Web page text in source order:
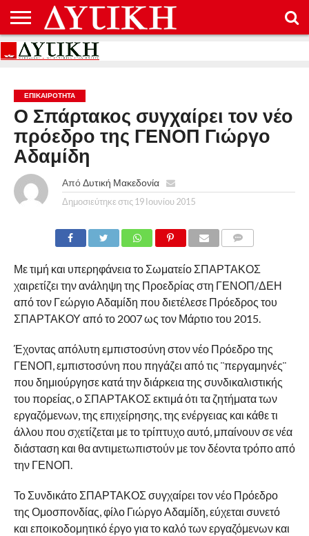
ΑΡΧΙΚΉ
ΕΠΙΚΟΙΝΩΝΊΑ
ΌΡΟΙ
ΠΡΟΣΤΑΣΊΑ
ΕΠΙΚΑΙΡΟΤΗΤΑ
Ο Σπάρτακος συγχαίρει τον νέο
πρόεδρο της ΓΕΝΟΠ Γιώργο
Αδαμίδη
Από Δυτική Μακεδονία
Δημοσιεύτηκε στις 19 Ιουνίου 2015
Με τιμή και υπερηφάνεια το Σωματείο ΣΠΑΡΤΑΚΟΣ
χαιρετίζει την ανάληψη της Προεδρίας στη ΓΕΝΟΠ/ΔΕΗ
από τον Γεώργιο Αδαμίδη που διετέλεσε Πρόεδρος του
ΣΠΑΡΤΑΚΟΥ από το 2007 ως τον Μάρτιο του 2015.
Έχοντας απόλυτη εμπιστοσύνη στον νέο Πρόεδρο της
ΓΕΝΟΠ, εμπιστοσύνη που πηγάζει από τις ¨περγαμηνές¨
που δημιούργησε κατά την διάρκεια της συνδικαλιστικής
του πορείας, ο ΣΠΑΡΤΑΚΟΣ εκτιμά ότι τα ζητήματα των
εργαζόμενων, της επιχείρησης, της ενέργειας και κάθε τι
άλλου που σχετίζεται με το τρίπτυχο αυτό, μπαίνουν σε νέα
διάσταση και θα αντιμετωπιστούν με τον δέοντα τρόπο από
την ΓΕΝΟΠ.
Το Συνδικάτο ΣΠΑΡΤΑΚΟΣ συγχαίρει τον νέο Πρόεδρο
της Ομοσπονδίας, φίλο Γιώργο Αδαμίδη, εύχεται συνετό
και εποικοδομητικό έργο για το καλό των εργαζόμενων και